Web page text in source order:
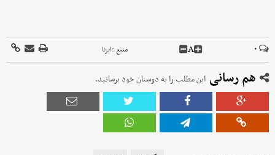
۰ A منبع :ایرنا
هم رسانی این مطلب را به دوستان خود برسانید.